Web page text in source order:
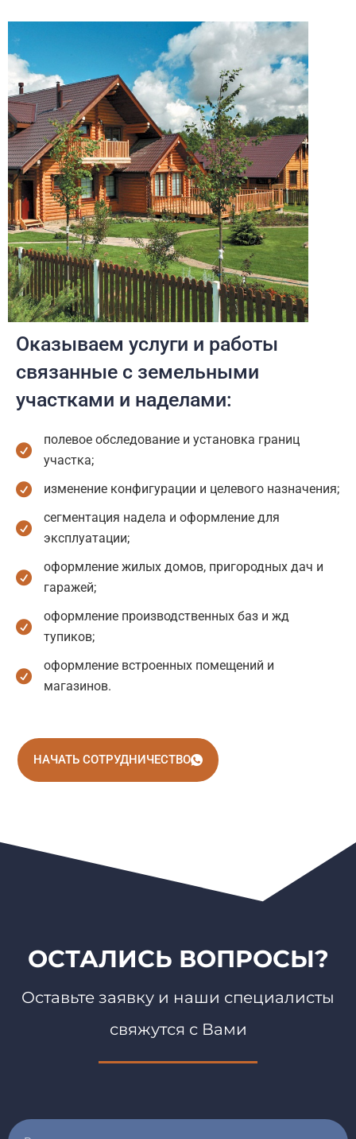
Оказываем услуги и работы
связанные с земельными
участками и наделами:
полевое обследование и установка границ
участка;
изменение конфигурации и целевого назначения;
сегментация надела и оформление для
эксплуатации;
оформление жилых домов, пригородных дач и
гаражей;
оформление производственных баз и жд
тупиков;
оформление встроенных помещений и
магазинов.
НАЧАТЬ СОТРУДНИЧЕСТВО
ОСТАЛИСЬ ВОПРОСЫ?
Оставьте заявку и наши специалисты
свяжутся с Вами